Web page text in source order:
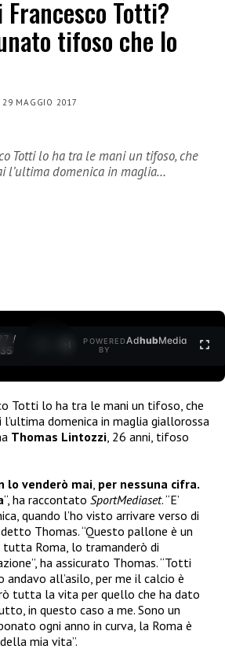
Totti?
tifoso che lo
29 MAGGIO 2017
Totti lo ha tra le mani un tifoso, che
l’ultima domenica in maglia…
/
POWERED
BY
AdhubMedia
Totti lo ha tra le mani un tifoso, che
domenica in maglia giallorossa
Thomas Lintozzi , 26 anni, tifoso
lo venderò mai per nessuna cifra.
“, ha raccontato SportMediaset. “E’
quando l’ho visto arrivare verso di
Thomas. “Questo pallone è un
tutta Roma, lo tramanderò di
ha assicurato Thomas. “Totti
andavo all’asilo, per me il calcio è
tutta la vita per quello che ha dato
in questo caso a me. Sono un
ogni anno in curva, la Roma è
mia vita”.